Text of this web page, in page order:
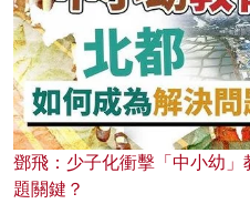
鄧飛：少子化衝擊「中小幼
題關鍵？